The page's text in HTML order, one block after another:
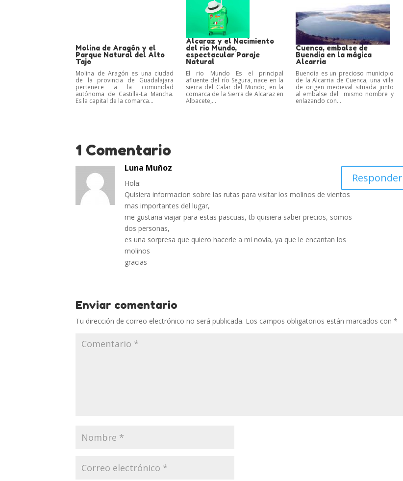
Molina de Aragón y el
Parque Natural del Alto
Tajo
Molina de Aragón es una ciudad
de la provincia de Guadalajara
pertenece a la comunidad
autónoma de Castilla-La Mancha.
Es la capital de la comarca...
Alcaraz y el Nacimiento
del rio Mundo,
espectacular Paraje
Natural
El rio Mundo Es el principal
afluente del río Segura, nace en la
sierra del Calar del Mundo, en la
comarca de la Sierra de Alcaraz en
Albacete,...
Cuenca, embalse de
Buendia en la mágica
Alcarria
Buendía es un precioso municipio
de la Alcarria de Cuenca, una villa
de origen medieval situada junto
al embalse del mismo nombre y
enlazando con...
1 Comentario
Luna Muñoz
Hola:
Quisiera informacion sobre las rutas para visitar los molinos de vientos
mas importantes del lugar,
me gustaria viajar para estas pascuas, tb quisiera saber precios, somos
dos personas,
es una sorpresa que quiero hacerle a mi novia, ya que le encantan los
molinos
gracias
Responder
Enviar comentario
Tu dirección de correo electrónico no será publicada. Los campos obligatorios están marcados con*